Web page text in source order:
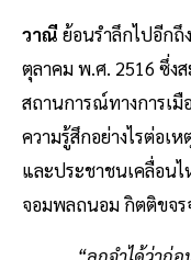
วาณีย้อนรำลึกไปอีกถึ
ตุลาคม พ.ศ. 2516 ซึ่ง
สถานการณ์ทางการเมื
ความรู้สึกอย่างไรต่อ
และประชาชนเคลื่อนไ
จอมพลถนอม กิตติขจ